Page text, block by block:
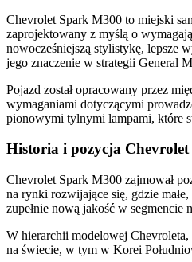
Chevrolet Spark M300 to miejski
zaprojektowany z myślą o
nowocześniejszą stylistykę, lepsze
jego znaczenie w strategii General
Pojazd został opracowany przez
wymaganiami dotyczącymi
pionowymi tylnymi lampami, które
Historia i pozycja
Chevrolet Spark M300 zajmował
na rynki rozwijające się, gdzie
zupełnie nową jakość w segmencie
W hierarchii modelowej
na świecie, w tym w Korei